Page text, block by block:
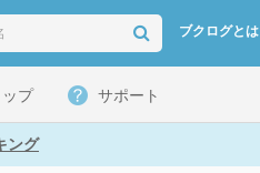
ブクログとは
プ サポート
ング